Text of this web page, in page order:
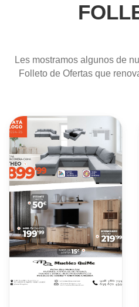
Les mostramos algunos de
Folleto de Ofertas que